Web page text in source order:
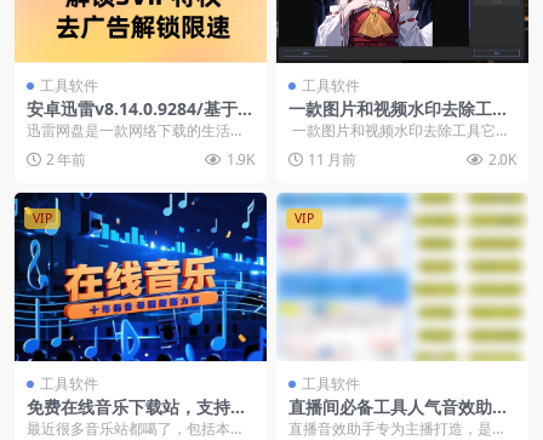
工具软件
安卓迅雷v8.14.0.9284/基于最
新版修改/解锁SVIP特权！去
广告解锁限速
迅雷网盘是一款网络下载的生活服
务工具，4亿迅雷资源客户为迅雷种
子下载加快护航，v...
2 年前 1.9K
工具软件
一款图片和视频水印去除工
具，Ai水印移除工具
一款图片和视频水印去除工具它能
快速擦除其中一张图像中的水印并
确保获得...
11 月前 2.0K
VIP
工具软件
免费在线音乐下载站，支持在
线播放和下载，无登陆和注册
最近很多音乐站都噶了，包括本站
VIP
工具软件
直播间必备工具人气音效助
手，内置2000种常用直播场景
直播音效助手专为主播打造，是各